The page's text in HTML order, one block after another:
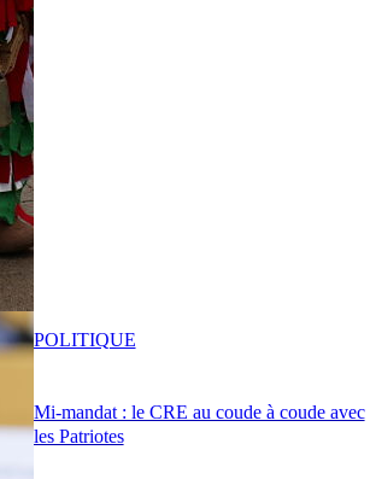
Mi-mandat : le CRE au coude à coude avec
les Patriotes
POLITIQUE